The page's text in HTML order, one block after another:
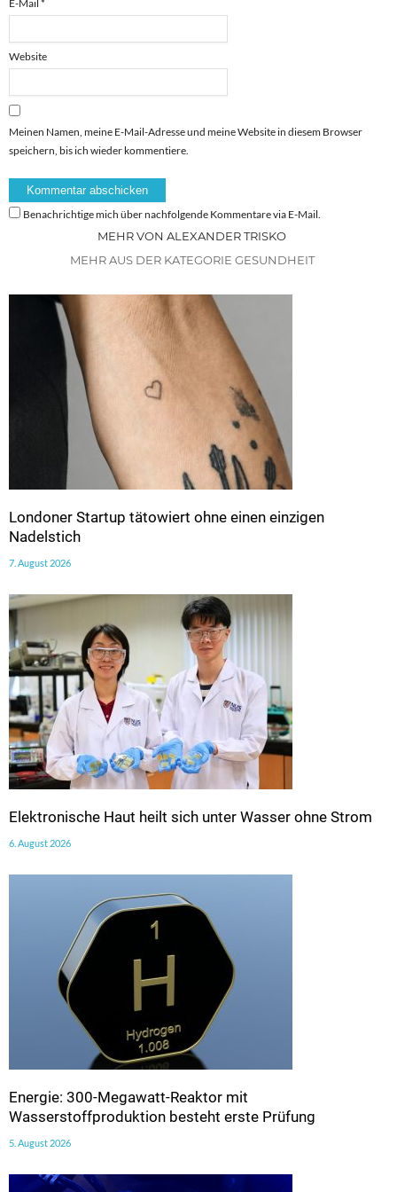
E-Mail *
Website
Meinen Namen, meine E-Mail-Adresse und meine Website in diesem Browser
speichern, bis ich wieder kommentiere.
Benachrichtige mich über nachfolgende Kommentare via E-Mail.
MEHR VON ALEXANDER TRISKO
MEHR AUS DER KATEGORIE GESUNDHEIT
Londoner Startup tätowiert ohne einen einzigen
Nadelstich
7. August 2026
Elektronische Haut heilt sich unter Wasser ohne Strom
6. August 2026
Energie: 300-Megawatt-Reaktor mit
Wasserstoffproduktion besteht erste Prüfung
5. August 2026